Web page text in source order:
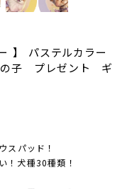
】 パステルカラー
子 プレゼント ギ
スパッド！
！犬種30種類！